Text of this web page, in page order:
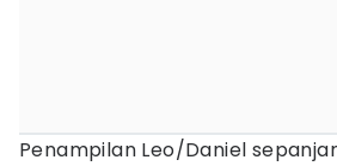
Penampilan Leo/Daniel